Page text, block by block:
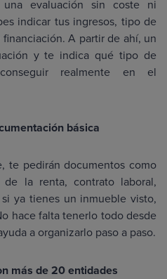
evaluación sin coste ni
indicar tus ingresos, tipo de
A partir de ahí, un
y te indica qué tipo de
realmente en el
básica
te pedirán documentos como
de la renta, contrato laboral,
ya tienes un inmueble visto,
hace falta tenerlo todo desde
a organizarlo paso a paso.
más de 20 entidades